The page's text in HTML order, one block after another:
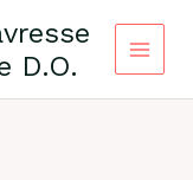
D.O.